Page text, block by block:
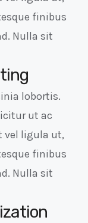
finibus
Nulla sit
lobortis.
ut ac
vel ligula ut,
finibus
Nulla sit